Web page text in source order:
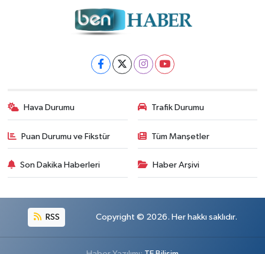
Hava Durumu Trafik Durumu
Puan Durumu ve Fikstür Tüm Manşetler
Son Dakika Haberleri Haber Arşivi
RSS Copyright © 2026. Her hakkı saklıdır.